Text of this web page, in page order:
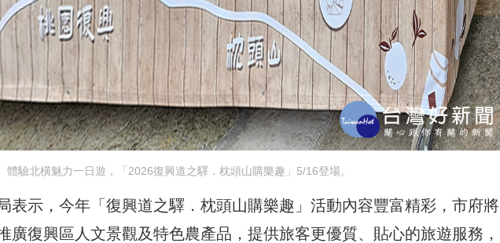
體驗北橫魅力一日遊，「2026復興道之驛．枕頭山購樂趣」5/16登場。
表示，今年「復興道之驛．枕頭山購樂趣」活動內容豐富精彩，市府將
廣復興區人文景觀及特色農產品，提供旅客更優質、貼心的旅遊服務，